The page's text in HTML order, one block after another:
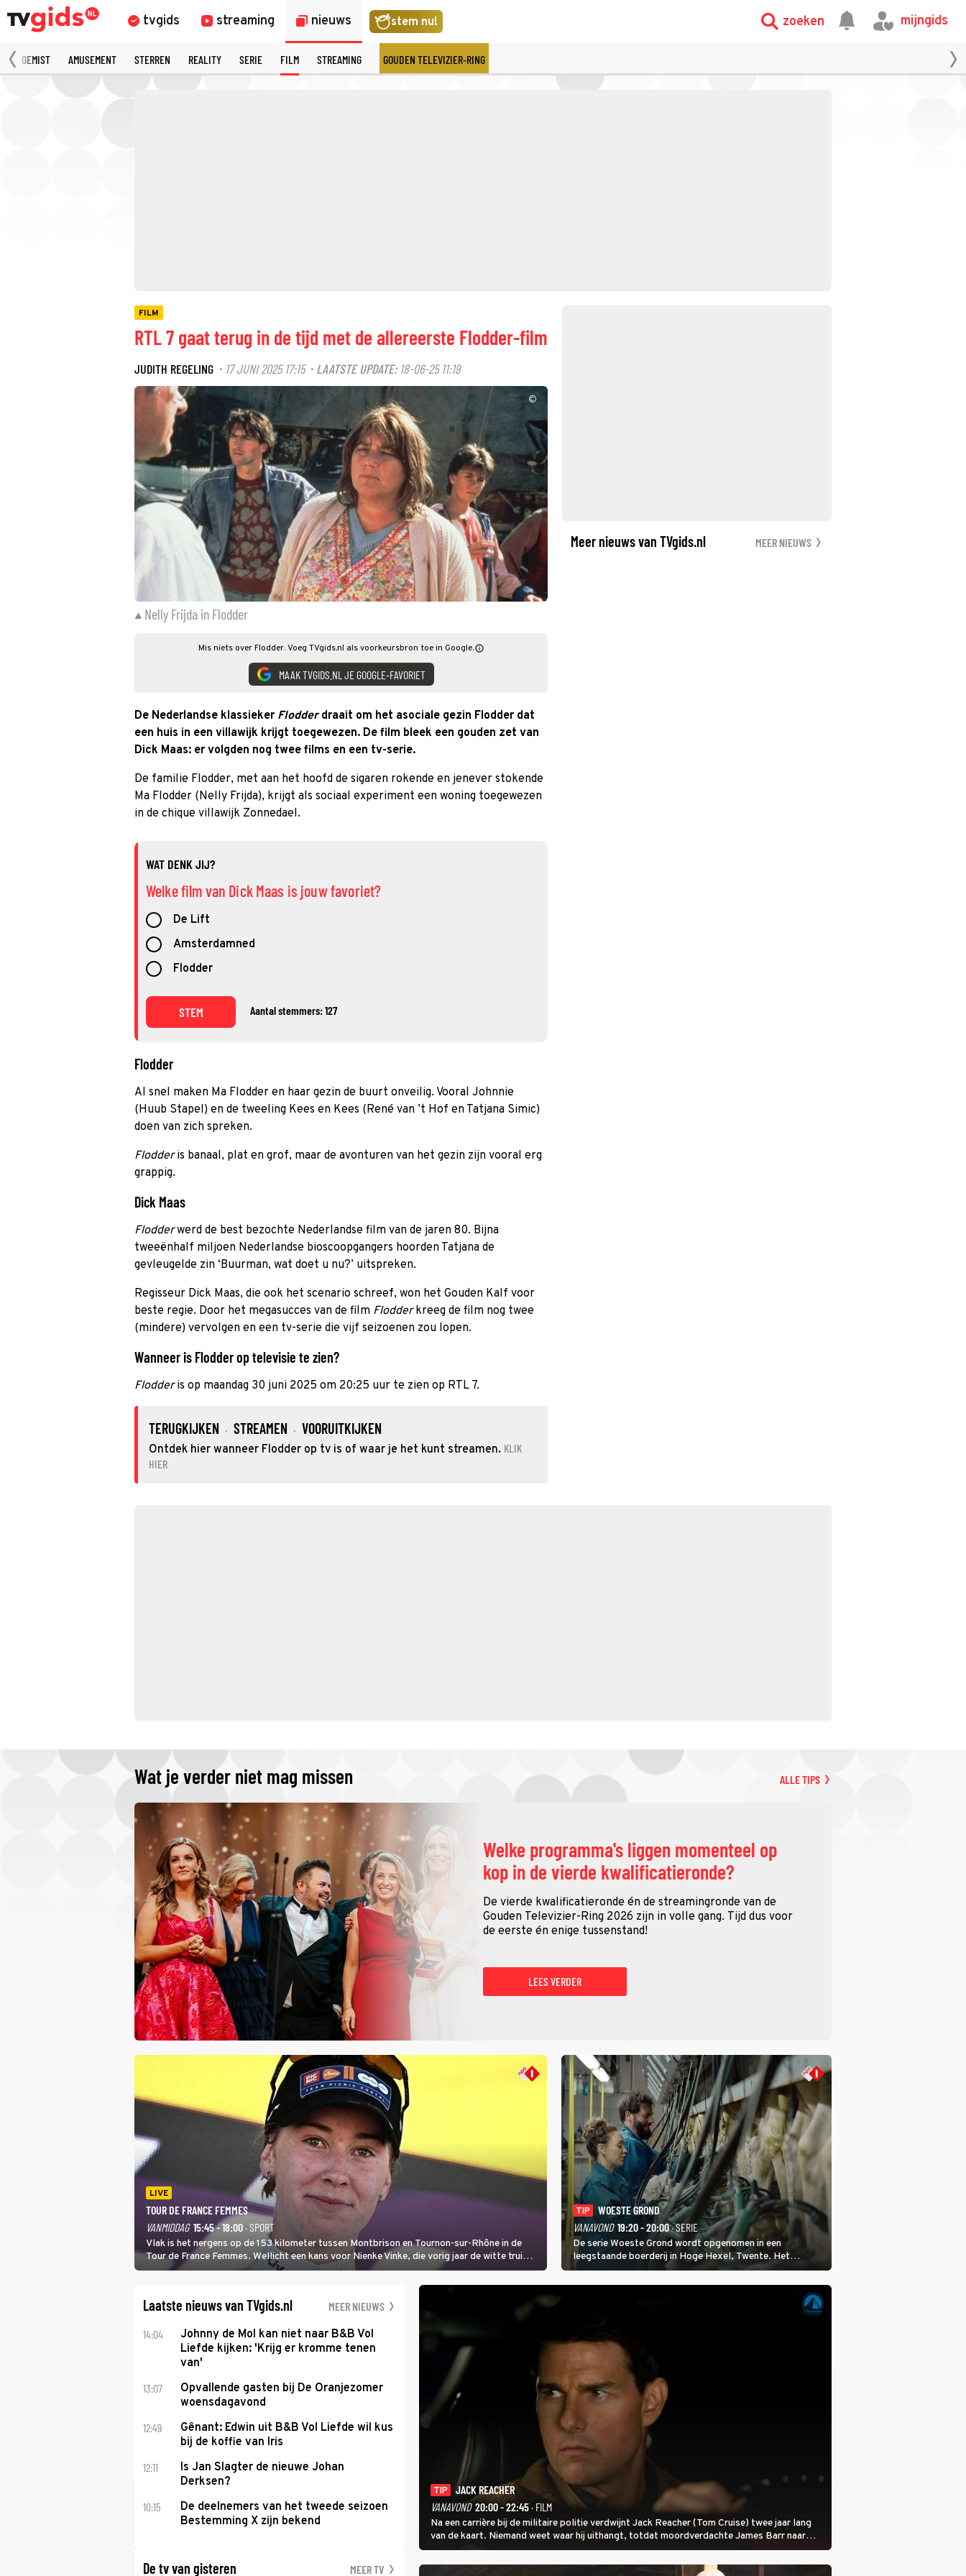
tvgids streaming nieuws stem nu! zoeken mijngids
GEMIST AMUSEMENT STERREN REALITY SERIE FILM STREAMING GOUDEN TELEVIZIER-RING
FILM
RTL 7 gaat terug in de tijd met de allereerste Flodder-film
JUDITH REGELING · 17 JUNI 2025 17:15· LAATSTE UPDATE: 18-06-25 11:19
©
Nelly Frijda in Flodder
Mis niets over Flodder. Voeg TVgids.nl als voorkeursbron toe in Google.
MAAK TVGIDS.NL JE GOOGLE-FAVORIET
De Nederlandse klassieker Flodderdraait om het asociale gezin Flodder dat
een huis in een villawijk krijgt toegewezen. De film bleek een gouden zet van
Dick Maas: er volgden nog twee films en een tv-serie.
De familie Flodder, met aan het hoofd de sigaren rokende en jenever stokende
Ma Flodder (Nelly Frijda), krijgt als sociaal experiment een woning toegewezen
in de chique villawijk Zonnedael.
WAT DENK JIJ?
Welke film van Dick Maas is jouw favoriet?
De Lift
Amsterdamned
Flodder
STEM Aantal stemmers: 127
Flodder
Al snel maken Ma Flodder en haar gezin de buurt onveilig. Vooral Johnnie
(Huub Stapel) en de tweeling Kees en Kees (René van ’t Hof en Tatjana Simic)
doen van zich spreken.
Flodderis banaal, plat en grof, maar de avonturen van het gezin zijn vooral erg
grappig.
Dick Maas
Flodderwerd de best bezochte Nederlandse film van de jaren 80. Bijna
tweeënhalf miljoen Nederlandse bioscoopgangers hoorden Tatjana de
gevleugelde zin ‘Buurman, wat doet u nu?’ uitspreken.
Regisseur Dick Maas, die ook het scenario schreef, won het Gouden Kalf voor
beste regie. Door het megasucces van de film Flodderkreeg de film nog twee
(mindere) vervolgen en een tv-serie die vijf seizoenen zou lopen.
Wanneer is Flodder op televisie te zien?
Flodderis op maandag 30 juni 2025 om 20:25 uur te zien op RTL 7.
TERUGKIJKEN · STREAMEN · VOORUITKIJKEN
Ontdek hier wanneer Flodder op tv is of waar je het kunt streamen. KLIK
HIER
Meer nieuws van TVgids.nl MEER NIEUWS
Wat je verder niet mag missen ALLE TIPS
Welke programma's liggen momenteel op
kop in de vierde kwalificatieronde?
De vierde kwalificatieronde én de streamingronde van de
Gouden Televizier-Ring 2026 zijn in volle gang. Tijd dus voor
de eerste én enige tussenstand!
LEES VERDER
LIVE
TOUR DE FRANCE FEMMES
VANMIDDAG 15:45 - 18:00 · SPORT
Vlak is het nergens op de 153 kilometer tussen Montbrison en Tournon-sur-Rhône in de
Tour de France Femmes. Wellicht een kans voor Nienke Vinke, die vorig jaar de witte trui
won.
TIP
WOESTE GROND
VANAVOND 19:20 - 20:00· SERIE
De serie Woeste Grond wordt opgenomen in een
leegstaande boerderij in Hoge Hexel, Twente. Het
melkveebedrijf met 160 koeien moest sluiten, omdat het
dicht bij een Natura 2000-gebied ligt. In de serie heerst er
Laatste nieuws van TVgids.nl MEER NIEUWS
14:04
Johnny de Mol kan niet naar B&B Vol
Liefde kijken: 'Krijg er kromme tenen
van'
13:07
Opvallende gasten bij De Oranjezomer
woensdagavond
12:49
Gênant: Edwin uit B&B Vol Liefde wil kus
bij de koffie van Iris
12:11
Is Jan Slagter de nieuwe Johan
Derksen?
10:15
De deelnemers van het tweede seizoen
Bestemming X zijn bekend
De tv van gisteren MEER TV
TIP
JACK REACHER
VANAVOND 20:00 - 22:45· FILM
Na een carrière bij de militaire politie verdwijnt Jack Reacher (Tom Cruise) twee jaar lang
van de kaart. Niemand weet waar hij uithangt, totdat moordverdachte James Barr naar
hem vraagt.